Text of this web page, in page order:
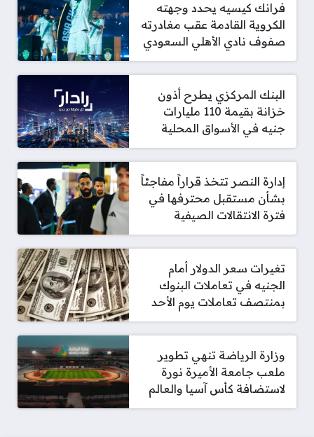
فرانك كيسيه يحدد وجهته
الكروية القادمة عقب مغادرته
صفوف نادي الأهلي السعودي
البنك المركزي يطرح أذون
خزانة بقيمة 110 مليارات
جنيه في الأسواق المحلية
إدارة النصر تتخذ قراراً مفاجئاً
بشأن مستقبل محترفها في
فترة الانتقالات الصيفية
تغيرات سعر الدولار أمام
الجنيه في تعاملات البنوك
بمنتصف تعاملات يوم الأحد
وزارة الرياضة تنهي تطوير
ملعب جامعة الأميرة نورة
لاستضافة كأس آسيا والعالم